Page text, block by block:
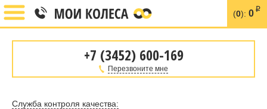
(0): 0 i
+7 (3452) 600-169
Перезвоните мне
Служба контроля качества: